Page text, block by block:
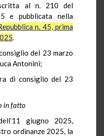
al n. 210 del
e pubblicata nella
n. 45, prima
.
del 23 marzo
Antonini;
di consiglio del 23
in fatto
giugno 2025,
ordinanze 2025, la